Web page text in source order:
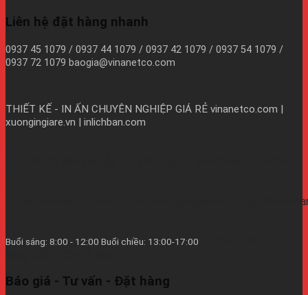
Liên hệ đặt hàng nhanh
0937 45 1079 / 0937 44 1079 / 0937 42 1079 / 0937 54 1079 /
0937 72 1079 baogia@vinanetco.com
THIẾT KẾ - IN ẤN CHUYÊN NGHIỆP GIÁ RẺ vinanetco.com |
xuongingiare.vn | inlichban.com
https://vinanetco.com/https://xuongingiare.vn/https://
Buổi sáng: 8:00 - 12:00 Buổi chiều: 13:00-17:00
Báo giá - Tư vấn - Đặt hàng